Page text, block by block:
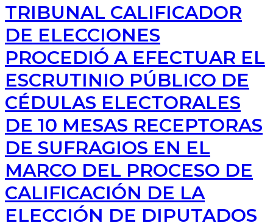
TRIBUNAL CALIFICADOR
DE ELECCIONES
PROCEDIÓ A EFECTUAR EL
ESCRUTINIO PÚBLICO DE
CÉDULAS ELECTORALES
DE 10 MESAS RECEPTORAS
DE SUFRAGIOS EN EL
MARCO DEL PROCESO DE
CALIFICACIÓN DE LA
ELECCIÓN DE DIPUTADOS